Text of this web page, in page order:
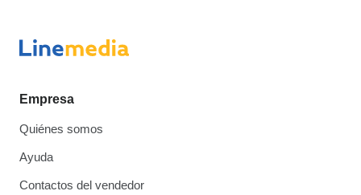
Empresa
Quiénes somos
Ayuda
Contactos del vendedor